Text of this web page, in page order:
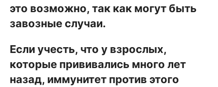
это возможно, так как могут быть
завозные случаи.
Если учесть, что у взрослых,
которые прививались много лет
назад, иммунитет против этого